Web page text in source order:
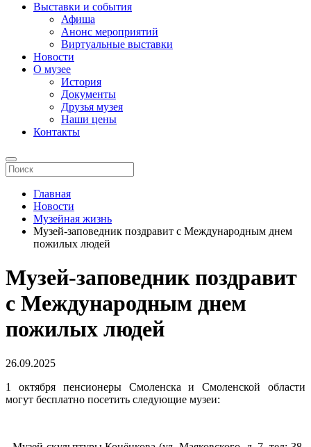
Выставки и события
Афиша
Анонс мероприятий
Виртуальные выставки
Новости
О музее
История
Документы
Друзья музея
Наши цены
Контакты
Главная
Новости
Музейная жизнь
Музей-заповедник поздравит с Международным днем
пожилых людей
Музей-заповедник поздравит
с Международным днем
пожилых людей
26.09.2025
1 октября пенсионеры Смоленска и Смоленской области
могут бесплатно посетить следующие музеи: